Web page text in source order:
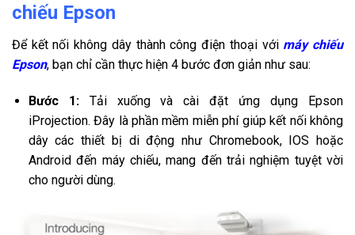
chiếu Epson
Để kết nối không dây thành công điện thoại với máy chiếu
Epson, bạn chỉ cần thực hiện 4 bước đơn giản như sau:
Bước 1:Tải xuống và cài đặt ứng dụng Epson
iProjection. Đây là phần mềm miễn phí giúp kết nối không
dây các thiết bị di động như Chromebook, IOS hoặc
Android đến máy chiếu, mang đến trải nghiệm tuyệt vời
cho người dùng.